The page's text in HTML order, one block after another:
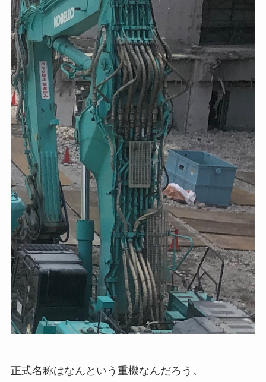
正式名称はなんという重機なんだろう。